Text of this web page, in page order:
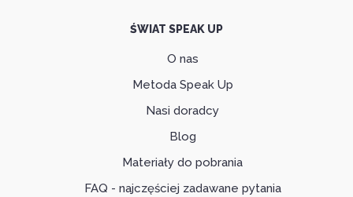
ŚWIAT SPEAK UP
O nas
Metoda Speak Up
Nasi doradcy
Blog
Materiały do pobrania
FAQ - najczęściej zadawane pytania